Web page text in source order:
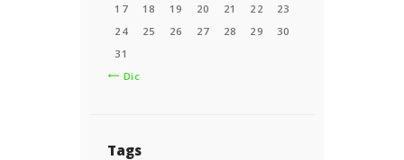
« Dic
17
18 19 20 21 22
23
24
25 26 27 28 29
30
31
Tags